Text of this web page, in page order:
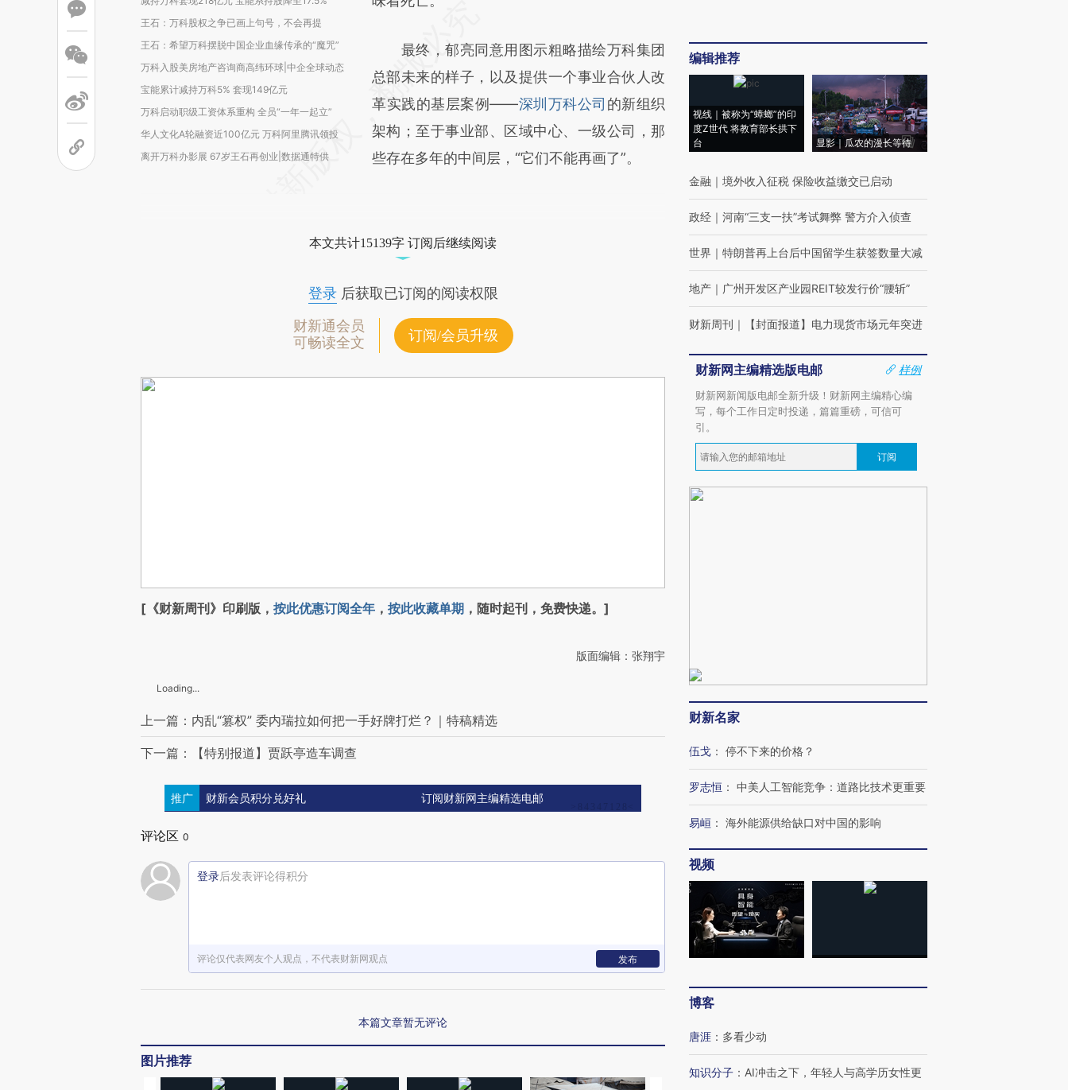
王石：万科股权之争已画上句号，不会再提
王石：希望万科摆脱中国企业血缘传承的“魔咒”
万科入股美房地产咨询商高纬环球|中企全球动态
宝能累计减持万科5% 套现149亿元
万科启动职级工资体系重构 全员“一年一起立”
华人文化A轮融资近100亿元 万科阿里腾讯领投
离开万科办影展 67岁王石再创业|数据通特供
最终，郁亮同意用图示粗略描绘万科集团
总部未来的样子，以及提供一个事业合伙人改
革实践的基层案例——深圳万科公司 的新组织
架构；至于事业部、区域中心、一级公司，那
些存在多年的中间层，“它们不能再画了”。
本文共计15139字 订阅后继续阅读
登录后获取已订阅的阅读权限
财新通会员
可畅读全文
订阅/会员升级
[《财新周刊》印刷版， 按此优惠订阅全年 ， 按此收藏单期 ，随时起刊，免费快递。]
版面编辑：张翔宇
Loading...
上一篇：内乱“篡权” 委内瑞拉如何把一手好牌打烂？｜特稿精选
下一篇：【特别报道】贾跃亭造车调查
推广 财新会员积分兑好礼 订阅财新网主编精选电邮
评论区 0
登录后发表评论得积分
评论仅代表网友个人观点，不代表财新网观点 发布
本篇文章暂无评论
图片推荐
编辑推荐
视线｜被称为“蟑螂”的印
度Z世代 将教育部长拱下
台
显影｜瓜农的漫长等待
金融 ｜ 境外收入征税 保险收益缴交已启动
政经 ｜ 河南“三支一扶”考试舞弊 警方介入侦查
世界 ｜ 特朗普再上台后中国留学生获签数量大减
地产 ｜ 广州开发区产业园REIT较发行价“腰斩”
财新周刊 ｜ 【封面报道】电力现货市场元年突进
财新网主编精选版电邮
样例
财新网新闻版电邮全新升级！财新网主编精心编
写，每个工作日定时投递，篇篇重磅，可信可
引。
订阅
财新名家
伍戈 ： 停不下来的价格？
罗志恒 ： 中美人工智能竞争：道路比技术更重要
易峘 ： 海外能源供给缺口对中国的影响
视频
博客
唐涯 ： 多看少动
知识分子 ： AI冲击之下，年轻人与高学历女性更